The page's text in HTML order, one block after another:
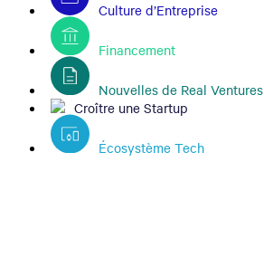
Culture d’Entreprise
Financement
Nouvelles de Real Ventures
Croître une Startup
Écosystème Tech